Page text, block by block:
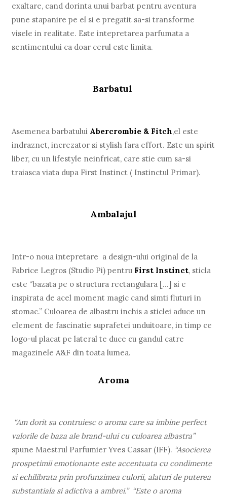
exaltare, cand dorinta unui barbat pentru aventura
pune stapanire pe el si e pregatit sa-si transforme
visele in realitate. Este intepretarea parfumata a
sentimentului ca doar cerul este limita.
Barbatul
Asemenea barbatului Abercrombie & Fitch,el este
indraznet, increzator si stylish fara effort. Este un spirit
liber, cu un lifestyle neinfricat, care stie cum sa-si
traiasca viata dupa First Instinct ( Instinctul Primar).
Ambalajul
Intr-o noua intepretare a design-ului original de la
Fabrice Legros (Studio Pi) pentru First Instinct, sticla
este “bazata pe o structura rectangulara […] si e
inspirata de acel moment magic cand simti fluturi in
stomac.” Culoarea de albastru inchis a sticlei aduce un
element de fascinatie suprafetei unduitoare, in timp ce
logo-ul placat pe lateral te duce cu gandul catre
magazinele A&F din toata lumea.
Aroma
“Am dorit sa contruiesc o aroma care sa imbine perfect
valorile de baza ale brand-ului cu culoarea albastra”
spune Maestrul Parfumier Yves Cassar (IFF). “Asocierea
prospetimii emotionante este accentuata cu condimente
si echilibrata prin profunzimea culorii, alaturi de puterea
substantiala si adictiva a ambrei.” “Este o aroma